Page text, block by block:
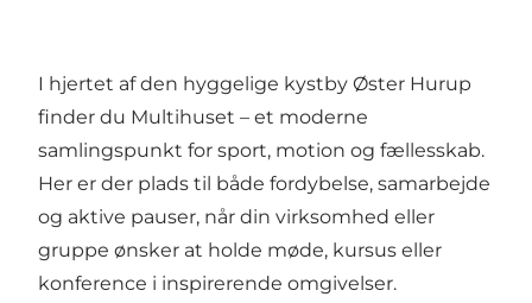
I hjertet af den hyggelige kystby Øster Hurup
finder du Multihuset – et moderne
samlingspunkt for sport, motion og fællesskab.
Her er der plads til både fordybelse, samarbejde
og aktive pauser, når din virksomhed eller
gruppe ønsker at holde møde, kursus eller
konference i inspirerende omgivelser.